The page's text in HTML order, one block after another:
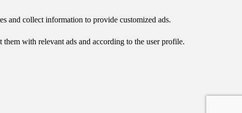
and collect information to provide customized ads.
with relevant ads and according to the user profile.